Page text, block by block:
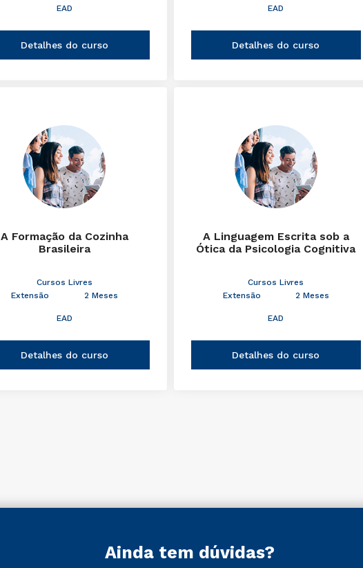
EAD
Detalhes do curso
EAD
Detalhes do curso
A Formação da Cozinha
Brasileira
Cursos Livres
Extensão
2 Meses
EAD
Detalhes do curso
A Linguagem Escrita sob a
Ótica da Psicologia Cognitiva
Cursos Livres
Extensão
2 Meses
EAD
Detalhes do curso
Ainda tem dúvidas?